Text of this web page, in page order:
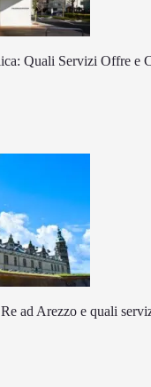
Quali Servizi Offre e
ad Arezzo e quali